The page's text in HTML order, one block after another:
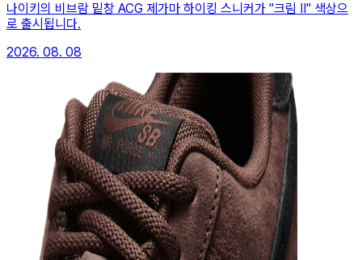
나이키의 비브람 밑창 ACG 제가마 하이킹 스니커가 "크림 II" 색상으
로 출시됩니다.
2026. 08. 08